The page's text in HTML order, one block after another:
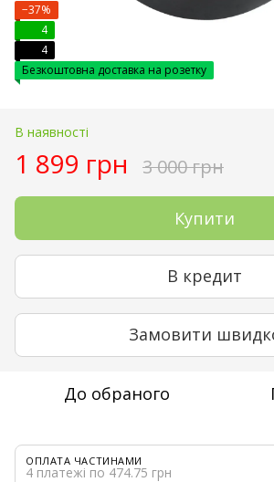
−37%
4
4
Безкоштовна доставка на розетку
В наявності
1 899 грн 3 000 грн
Купити
В кредит
Замовити
До обраного
ОПЛАТА ЧАСТИНАМИ
4 платежі по 474.75 грн